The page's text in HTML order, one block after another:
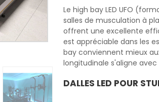
Le high bay LED UFO
salles de musculation à
offrent une excellente
est appréciable dans les
bay conviennent mieux
longitudinale s'aligne avec
DALLES LED POUR